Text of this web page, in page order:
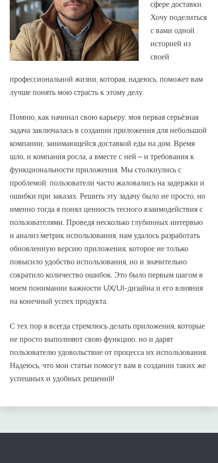
сфере доставки.
Хочу поделиться
с вами одной
историей из
своей
профессиональной жизни, которая, надеюсь, поможет вам
лучше понять мою страсть к этому делу.
Помню, как начинал свою карьеру: моя первая серьёзная
задача заключалась в создании приложения для небольшой
компании, занимающейся доставкой еды на дом. Время
шло, и компания росла, а вместе с ней – и требования к
функциональности приложения. Мы столкнулись с
проблемой: пользователи часто жаловались на задержки и
ошибки при заказах. Решить эту задачу было не просто, но
именно тогда я понял ценность тесного взаимодействия с
пользователями. Проведя несколько глубинных интервью
и анализ метрик использования, нам удалось разработать
обновленную версию приложения, которое не только
повысило удобство использования, но и значительно
сократило количество ошибок. Это было первым шагом в
моем понимании важности UX/UI-дизайна и его влияния
на конечный успех продукта.
С тех пор я всегда стремлюсь делать приложения, которые
не просто выполняют свою функцию, но и дарят
пользователю удовольствие от процесса их использования.
Надеюсь, что мои статьи помогут вам в создании таких же
успешных и удобных решений!